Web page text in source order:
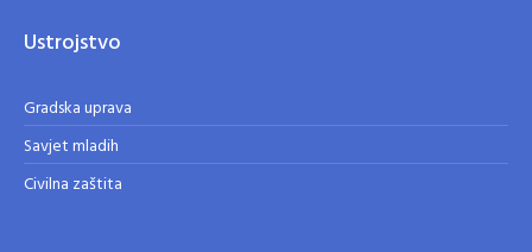
Ustrojstvo
Gradska uprava
Savjet mladih
Civilna zaštita